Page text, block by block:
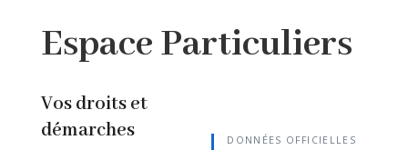
EspaceParticuliers
Vos droits et
démarches
DONNÉES OFFICIELLES